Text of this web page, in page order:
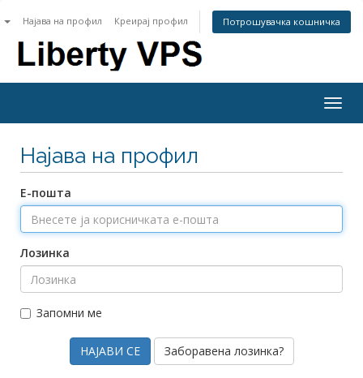
Најава на профил Креирај профил Потрошувачка кошничка
Најава на профил
Е-пошта
Лозинка
Запомни ме
Заборавена лозинка?